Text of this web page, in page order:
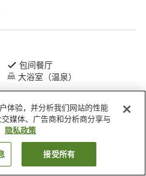
包间餐厅
大浴室（温泉）
别府铁轮温泉 Kanna和别邸
客房
体验，并分析我们网站的性能
媒体、广告商和分析商分享与
隐私政策
接受所有